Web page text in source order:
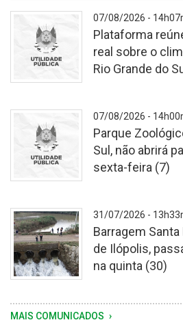
-
07/08/2026 -
Plataforma
real sobre o
Rio Grande do
-
07/08/2026 -
Parque
Sul, não abrirá
sexta-feira (7)
Vistoria
foi
31/07/2026 -
Barragem
de Ilópolis,
na quinta (30)
MAIS COMUNICADOS